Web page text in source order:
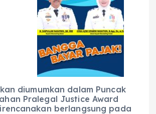
diumumkan dalam Puncak
Pralegal Justice Award
berlangsung pada